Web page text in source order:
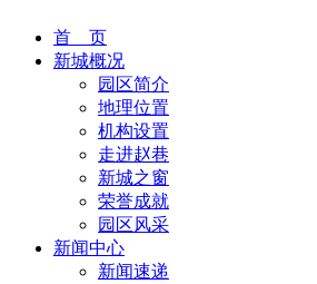
首 页
新城概况
园区简介
地理位置
机构设置
走进赵巷
新城之窗
荣誉成就
园区风采
新闻中心
新闻速递